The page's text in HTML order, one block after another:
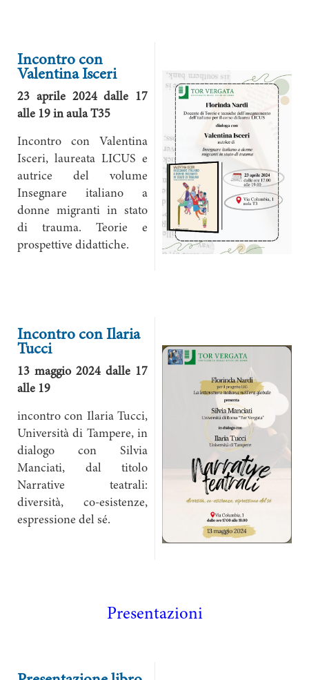
Incontro con
Valentina Isceri
23 aprile 2024 dalle 17
alle 19 in aula T35
Incontro con Valentina
Isceri, laureata LICUS e
autrice del volume
Insegnare italiano a
donne migranti in stato
di trauma. Teorie e
prospettive didattiche.
Incontro con Ilaria
Tucci
13 maggio 2024 dalle 17
alle 19
incontro con Ilaria Tucci,
Università di Tampere, in
dialogo con Silvia
Manciati, dal titolo
Narrative teatrali:
diversità, co-esistenze,
espressione del sé.
Presentazioni